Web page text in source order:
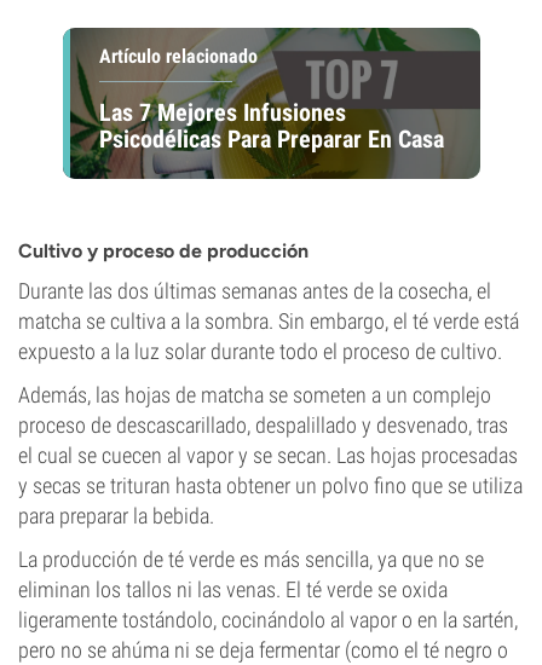
Artículo relacionado
Las 7 Mejores Infusiones
Psicodélicas Para Preparar En Casa
Cultivo y proceso de producción
Durante las dos últimas semanas antes de la cosecha, el
matcha se cultiva a la sombra. Sin embargo, el té verde está
expuesto a la luz solar durante todo el proceso de cultivo.
Además, las hojas de matcha se someten a un complejo
proceso de descascarillado, despalillado y desvenado, tras
el cual se cuecen al vapor y se secan. Las hojas procesadas
y secas se trituran hasta obtener un polvo fino que se utiliza
para preparar la bebida.
La producción de té verde es más sencilla, ya que no se
eliminan los tallos ni las venas. El té verde se oxida
ligeramente tostándolo, cocinándolo al vapor o en la sartén,
pero no se ahúma ni se deja fermentar (como el té negro o